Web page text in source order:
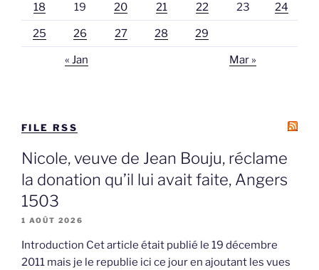
18 19 20 21 22 23 24
25 26 27 28 29
« Jan Mar »
FILE RSS
Nicole, veuve de Jean Bouju, réclame
la donation qu’il lui avait faite, Angers
1503
1 AOÛT 2026
Introduction Cet article était publié le 19 décembre
2011 mais je le republie ici ce jour en ajoutant les vues